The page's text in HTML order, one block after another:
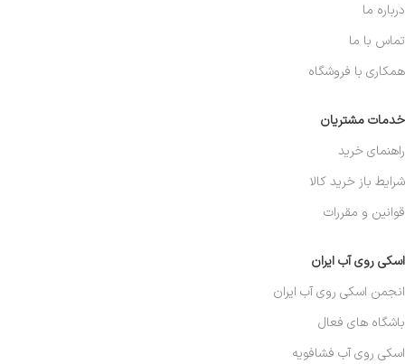
درباره ما
تماس با ما
همکاری با فروشگاه
خدمات مشتریان
راهنمای خرید
شرایط باز خرید کالا
قوانین و مقررات
اسکی روی آب ایران
انجمن اسکی روی آب ایران
باشگاه های فعال
اسکی روی آب فشافویه